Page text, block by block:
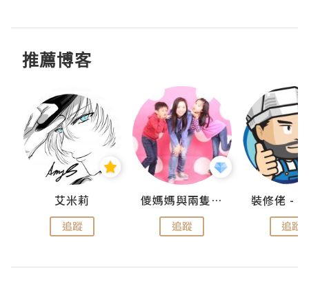
推薦博客
艾米莉
追蹤
儍媽媽與兩隻小魔怪之家
追蹤 追蹤